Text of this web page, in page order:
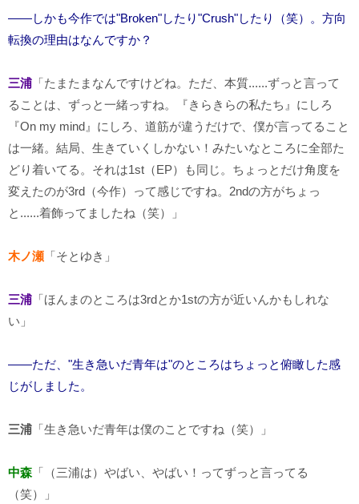
――しかも今作では"Broken"したり"Crush"したり（笑）。方向
転換の理由はなんですか？
三浦 「たまたまなんですけどね。ただ、本質......ずっと言って
ることは、ずっと一緒っすね。『きらきらの私たち』にしろ
『On my mind』にしろ、道筋が違うだけで、僕が言ってること
は一緒。結局、生きていくしかない！みたいなところに全部た
どり着いてる。それは1st（EP）も同じ。ちょっとだけ角度を
変えたのが3rd（今作）って感じですね。2ndの方がちょっ
と......着飾ってましたね（笑）」
木ノ瀬 「そとゆき」
三浦 「ほんまのところは3rdとか1stの方が近いんかもしれな
い」
――ただ、"生き急いだ青年は"のところはちょっと俯瞰した感
じがしました。
三浦 「生き急いだ青年は僕のことですね（笑）」
中森 「（三浦は）やばい、やばい！ってずっと言ってる
（笑）」